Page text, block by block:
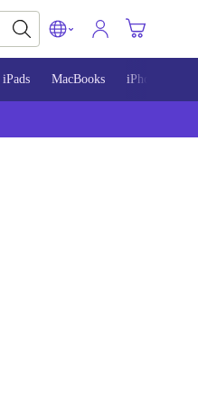
iPads MacBooks iPhone 13